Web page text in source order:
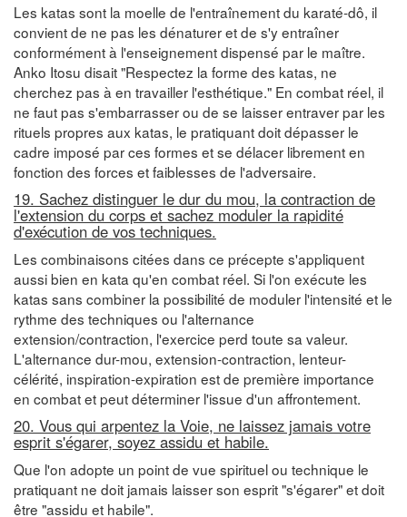
Les katas sont la moelle de l'entraînement du karaté-dô, il
convient de ne pas les dénaturer et de s'y entraîner
conformément à l'enseignement dispensé par le maître.
Anko Itosu disait "Respectez la forme des katas, ne
cherchez pas à en travailler l'esthétique." En combat réel, il
ne faut pas s'embarrasser ou de se laisser entraver par les
rituels propres aux katas, le pratiquant doit dépasser le
cadre imposé par ces formes et se délacer librement en
fonction des forces et faiblesses de l'adversaire.
19. Sachez distinguer le dur du mou, la contraction de
l'extension du corps et sachez moduler la rapidité
d'exécution de vos techniques.
Les combinaisons citées dans ce précepte s'appliquent
aussi bien en kata qu'en combat réel. Si l'on exécute les
katas sans combiner la possibilité de moduler l'intensité et le
rythme des techniques ou l'alternance
extension/contraction, l'exercice perd toute sa valeur.
L'alternance dur-mou, extension-contraction, lenteur-
célérité, inspiration-expiration est de première importance
en combat et peut déterminer l'issue d'un affrontement.
20. Vous qui arpentez la Voie, ne laissez jamais votre
esprit s'égarer, soyez assidu et habile.
Que l'on adopte un point de vue spirituel ou technique le
pratiquant ne doit jamais laisser son esprit "s'égarer" et doit
être "assidu et habile".